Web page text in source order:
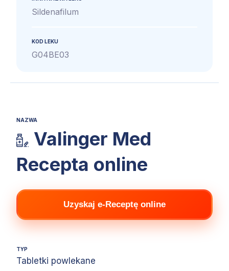
Sildenafilum
KOD LEKU
G04BE03
NAZWA
Valinger Med
Recepta online
Uzyskaj e-Receptę online
TYP
Tabletki powlekane